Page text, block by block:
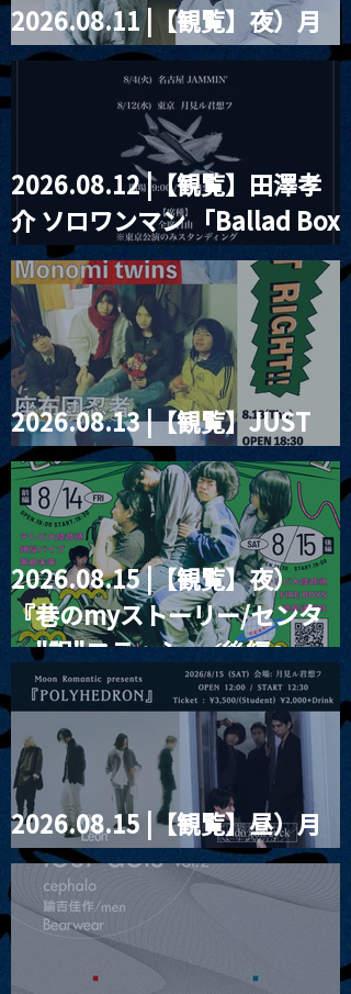
2026.08.11 |【観覧】夜）月
見ル君想フpre. Sugar Shock
2026.08.12 |【観覧】田澤孝
介 ソロワンマン 「Ballad Box
2026」
2026.08.13 |【観覧】JUST
RIGHT!! vol.26
2026.08.15 |【観覧】夜）
『巷のmyストーリー/センタ
ー"訳"フラッシュ⚡️後編』
2026.08.15 |【観覧】昼）月
見ルpre.『POLYHEDRON』